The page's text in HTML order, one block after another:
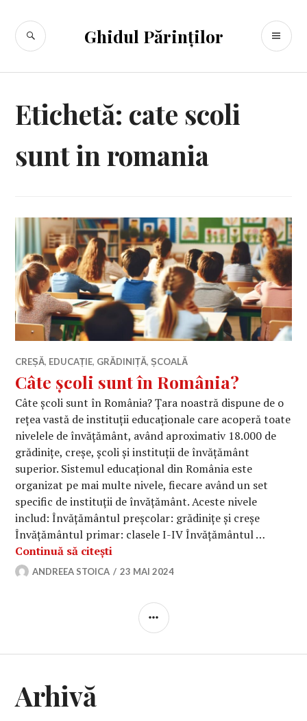
conținut
Ghidul Părinților
CĂUTARE
Etichetă: cate scoli
sunt in romania
CREȘĂ, EDUCAȚIE, GRĂDINIȚĂ,ȘCOALĂ
Câte școli sunt în România?
Câte școli sunt în România? Țara noastră dispune de o
rețea vastă de instituții educaționale care acoperă toate
nivelele de învățământ, având aproximativ 18.000 de
grădinițe, creșe, școli și instituții de învățământ
superior. Sistemul educațional din România este
organizat pe mai multe nivele, fiecare având un set
specific de instituții de învățământ. Aceste nivele
includ: Învățământul preșcolar: grădinițe și creșe
Învățământul primar: clasele I-IV Învățământul …
Continuă să citești
ANDREEA STOICA 23 MAI 2024
BARĂ
Arhivă